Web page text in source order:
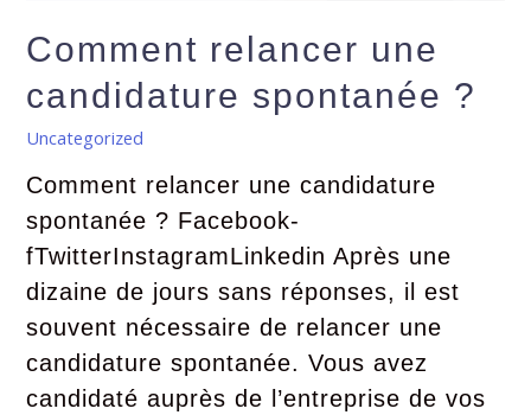
Comment relancer une
candidature spontanée ?
Uncategorized
Comment relancer une candidature
spontanée ? Facebook-
fTwitterInstagramLinkedin Après une
dizaine de jours sans réponses, il est
souvent nécessaire de relancer une
candidature spontanée. Vous avez
candidaté auprès de l’entreprise de vos